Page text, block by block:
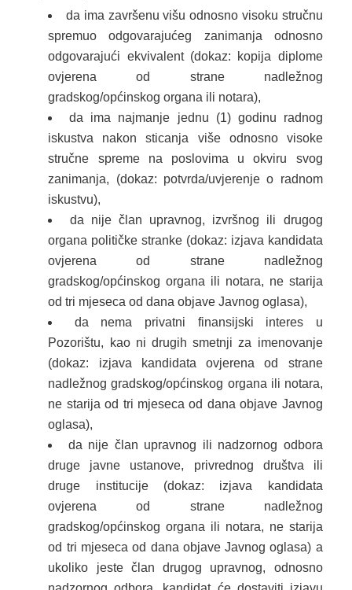
da ima završenu višu odnosno visoku stručnu
spremuo odgovarajućeg zanimanja odnosno
odgovarajući ekvivalent (dokaz: kopija diplome
ovjerena od strane nadležnog
gradskog/općinskog organa ili notara),
da ima najmanje jednu (1) godinu radnog
iskustva nakon sticanja više odnosno visoke
stručne spreme na poslovima u okviru svog
zanimanja, (dokaz: potvrda/uvjerenje o radnom
iskustvu),
da nije član upravnog, izvršnog ili drugog
organa političke stranke (dokaz: izjava kandidata
ovjerena od strane nadležnog
gradskog/općinskog organa ili notara, ne starija
od tri mjeseca od dana objave Javnog oglasa),
da nema privatni finansijski interes u
Pozorištu, kao ni drugih smetnji za imenovanje
(dokaz: izjava kandidata ovjerena od strane
nadležnog gradskog/općinskog organa ili notara,
ne starija od tri mjeseca od dana objave Javnog
oglasa),
da nije član upravnog ili nadzornog odbora
druge javne ustanove, privrednog društva ili
druge institucije (dokaz: izjava kandidata
ovjerena od strane nadležnog
gradskog/općinskog organa ili notara, ne starija
od tri mjeseca od dana objave Javnog oglasa) a
ukoliko jeste član drugog upravnog, odnosno